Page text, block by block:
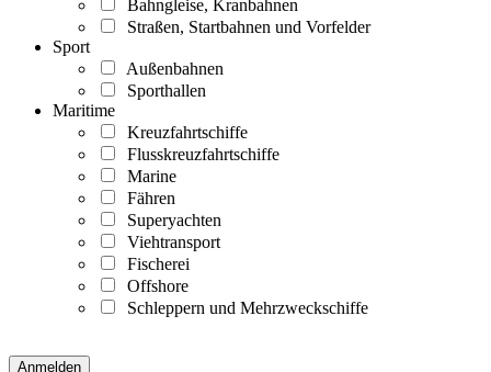
Bahngleise, Kranbahnen
Straßen, Startbahnen und Vorfelder
Sport
Außenbahnen
Sporthallen
Maritime
Kreuzfahrtschiffe
Flusskreuzfahrtschiffe
Marine
Fähren
Superyachten
Viehtransport
Fischerei
Offshore
Schleppern und Mehrzweckschiffe